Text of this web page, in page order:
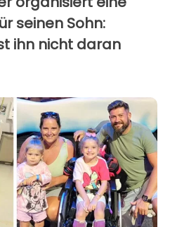
seinen Sohn:
ihn nicht daran